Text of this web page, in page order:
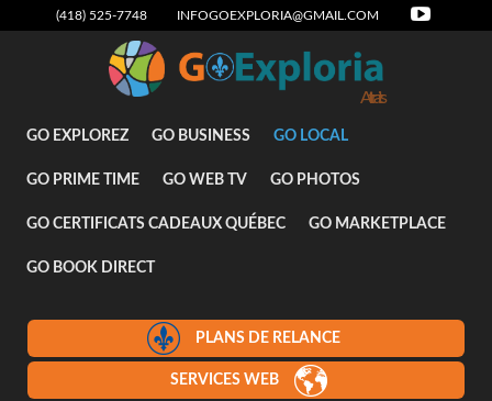
(418) 525-7748 INFOGOEXPLORIA@GMAIL.COM
Attraits
GO EXPLOREZ GO BUSINESS GO LOCAL
GO PRIME TIME GO WEB TV GO PHOTOS
GO CERTIFICATS CADEAUX QUÉBEC GO MARKETPLACE
GO BOOK DIRECT
PLANS DE RELANCE
SERVICES WEB